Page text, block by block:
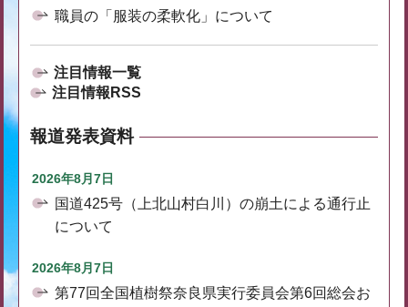
職員の「服装の柔軟化」について
注目情報一覧
注目情報RSS
報道発表資料
2026年8月7日
国道425号（上北山村白川）の崩土による通行止
について
2026年8月7日
第77回全国植樹祭奈良県実行委員会第6回総会お